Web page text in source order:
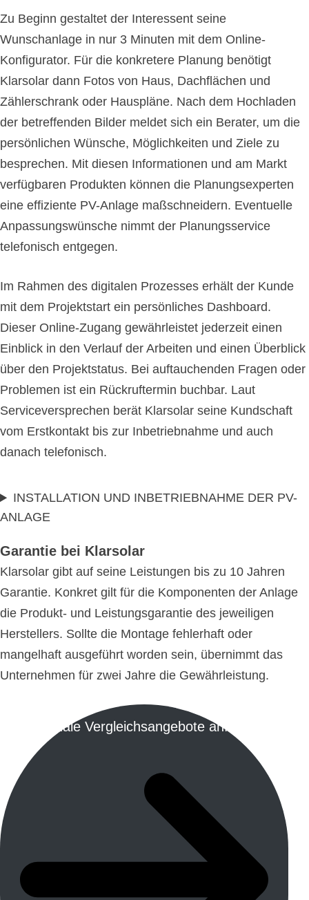
Zu Beginn gestaltet der Interessent seine
Wunschanlage in nur 3 Minuten mit dem Online-
Konfigurator. Für die konkretere Planung benötigt
Klarsolar dann Fotos von Haus, Dachflächen und
Zählerschrank oder Hauspläne. Nach dem Hochladen
der betreffenden Bilder meldet sich ein Berater, um die
persönlichen Wünsche, Möglichkeiten und Ziele zu
besprechen. Mit diesen Informationen und am Markt
verfügbaren Produkten können die Planungsexperten
eine effiziente PV-Anlage maßschneidern. Eventuelle
Anpassungswünsche nimmt der Planungsservice
telefonisch entgegen.
Im Rahmen des digitalen Prozesses erhält der Kunde
mit dem Projektstart ein persönliches Dashboard.
Dieser Online-Zugang gewährleistet jederzeit einen
Einblick in den Verlauf der Arbeiten und einen Überblick
über den Projektstatus. Bei auftauchenden Fragen oder
Problemen ist ein Rückruftermin buchbar. Laut
Serviceversprechen berät Klarsolar seine Kundschaft
vom Erstkontakt bis zur Inbetriebnahme und auch
danach telefonisch.
INSTALLATION UND INBETRIEBNAHME DER PV-
ANLAGE
Garantie bei Klarsolar
Klarsolar gibt auf seine Leistungen bis zu 10 Jahren
Garantie. Konkret gilt für die Komponenten der Anlage
die Produkt- und Leistungsgarantie des jeweiligen
Herstellers. Sollte die Montage fehlerhaft oder
mangelhaft ausgeführt worden sein, übernimmt das
Unternehmen für zwei Jahre die Gewährleistung.
Regionale Vergleichsangebote anfordern